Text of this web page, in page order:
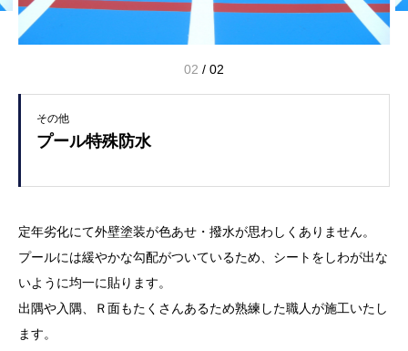
02 / 02
その他
プール特殊防水
定年劣化にて外壁塗装が色あせ・撥水が思わしくありません。
プールには緩やかな勾配がついているため、シートをしわが出な
いように均一に貼ります。
出隅や入隅、Ｒ面もたくさんあるため熟練した職人が施工いたし
ます。